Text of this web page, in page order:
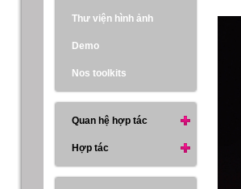
Thư viện hình ảnh
Demo
Nos toolkits
Quan hệ hợp tác
Hợp tác